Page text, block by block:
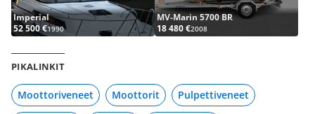
Imperial
52 500 €1990
MV-Marin 5700 BR
18 480 €2008
PIKALINKIT
Moottoriveneet Moottorit Pulpettiveneet